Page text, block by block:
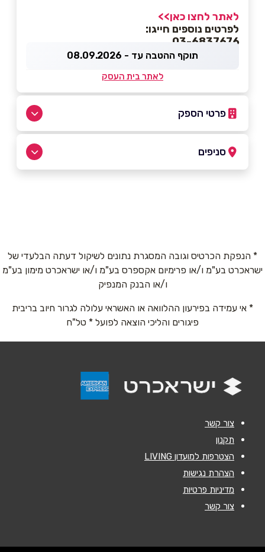
לאתר לחצו כאן>>
לפרטים נוספים חייגו:
03-6837676
תוקף ההטבה עד - 08.09.2026
לאתר בית העסק
פרטי הספק
באתר בפייסבוק
טלפון*
אימייל*
סניפים
* הנפקת הכרטיס וגובה המסגרת נתונים לשיקול דעתה הבלעדי של
ישראכרט בע"מ ו/או פרימיום אקספרס בע"מ ו/או ישראכרט מימון בע"מ
ו/או הבנק המנפיק
* אי עמידה בפירעון ההלוואה או האשראי עלולה לגרור חיוב בריבית
פיגורים והליכי הוצאה לפועל * טל"ח
צור קשר
תקנון
הצטרפות למועדון LIVING
הצהרת נגישות
מדיניות פרטיות
צור קשר